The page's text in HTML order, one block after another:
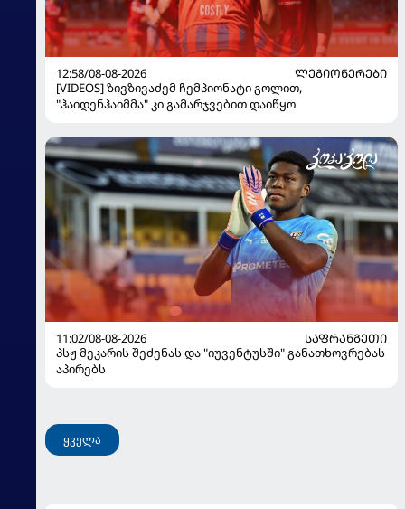
12:58/08-08-2026
ᲚᲔᲒᲘᲝᲜᲔᲠᲔᲑᲘ
[VIDEOS] ზივზივაძემ ჩემპიონატი გოლით,
"ჰაიდენჰაიმმა" კი გამარჯვებით დაიწყო
11:02/08-08-2026
ᲡᲐᲤᲠᲐᲜᲒᲔᲗᲘ
პსჟ მეკარის შეძენას და "იუვენტუსში" განათხოვრებას
აპირებს
ყველა